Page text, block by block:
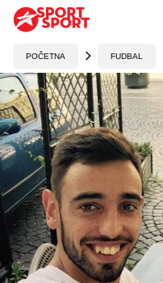
POČETNA FUDBAL